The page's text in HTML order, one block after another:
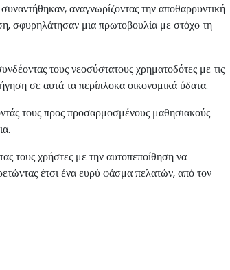
αναγνωρίζοντας την αποθαρρυντική
σφυρηλάτησαν μια πρωτοβουλία με στόχο τη
τους νεοσύστατους χρηματοδότες με τις
σε αυτά τα περίπλοκα οικονομικά ύδατα.
τους προς προσαρμοσμένους μαθησιακούς
τους χρήστες με την αυτοπεποίθηση να
έτσι ένα ευρύ φάσμα πελατών, από τον